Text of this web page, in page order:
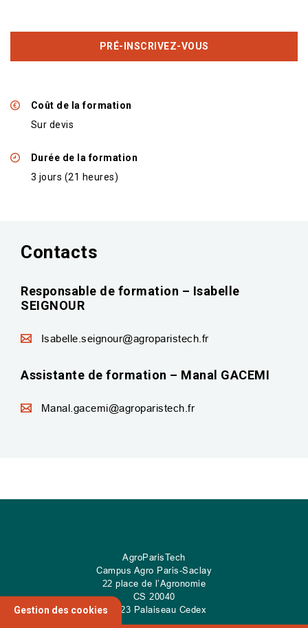
PRÉ-INSCRIVEZ-VOUS
Coût de la formation
Sur devis
Durée de la formation
3 jours (21 heures)
Contacts
Responsable de formation – Isabelle
SEIGNOUR
Isabelle.seignour@agroparistech.fr
Assistante de formation – Manal GACEMI
Manal.gacemi@agroparistech.fr
AgroParisTech
Campus Agro Paris-Saclay
22 place de l’Agronomie
CS 20040
91 123 Palaiseau Cedex
Gestion des cookies